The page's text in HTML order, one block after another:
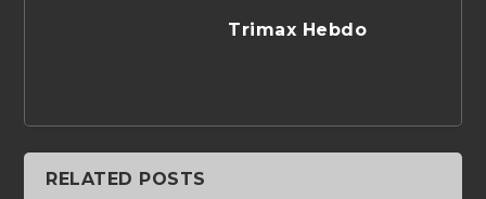
Trimax Hebdo
RELATED POSTS